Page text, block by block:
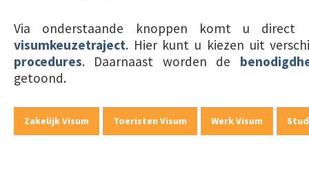
Via onderstaande knoppen komt u
visumkeuzetraject. Hier kunt u kiezen uit
procedures. Daarnaast worden de
getoond.
Zakelijk Visum Toeristen Visum Werk Visum